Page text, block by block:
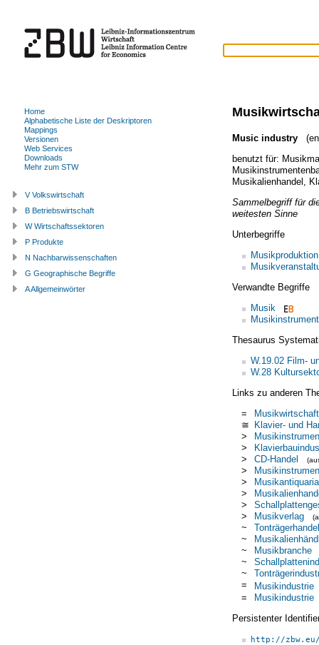
Music industry
benutzt für:
Musikalienhandel
Sammelbegriff für
weitesten Sinne
Unterbegriffe
Musikproduktion
Verwandte Begriffe
Musik
Musikinstrument
Thesaurus
W.19.02 Film-
W.28
Links zu anderen
=
Musikwirtschaft
≅ Klavier- und
>
>
>
CD-Handel
>
>
>
>
>
Musikverlag
~
Tonträgerhandel
~
~
Musikbranche
~
~
=
Musikindustrie
=
Musikindustrie
Persistenter
http://
Home
Alphabetische Liste der Deskriptoren
Mappings
Versionen
Web Services
Downloads
Mehr zum STW
V Volkswirtschaft
B Betriebswirtschaft
W Wirtschaftssektoren
P Produkte
N Nachbarwissenschaften
G Geographische Begriffe
A Allgemeinwörter